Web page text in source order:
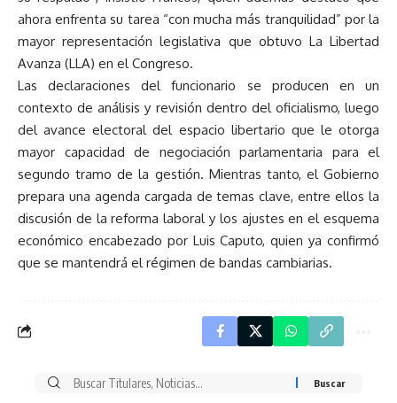
ahora enfrenta su tarea “con mucha más tranquilidad” por la
mayor representación legislativa que obtuvo La Libertad
Avanza (LLA) en el Congreso.
Las declaraciones del funcionario se producen en un
contexto de análisis y revisión dentro del oficialismo, luego
del avance electoral del espacio libertario que le otorga
mayor capacidad de negociación parlamentaria para el
segundo tramo de la gestión. Mientras tanto, el Gobierno
prepara una agenda cargada de temas clave, entre ellos la
discusión de la reforma laboral y los ajustes en el esquema
económico encabezado por Luis Caputo, quien ya confirmó
que se mantendrá el régimen de bandas cambiarias.
Buscar